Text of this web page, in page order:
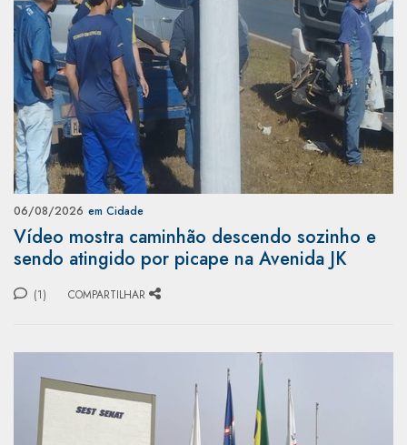
06/08/2026 em Cidade
Vídeo mostra caminhão descendo sozinho e
sendo atingido por picape na Avenida JK
(1) COMPARTILHAR